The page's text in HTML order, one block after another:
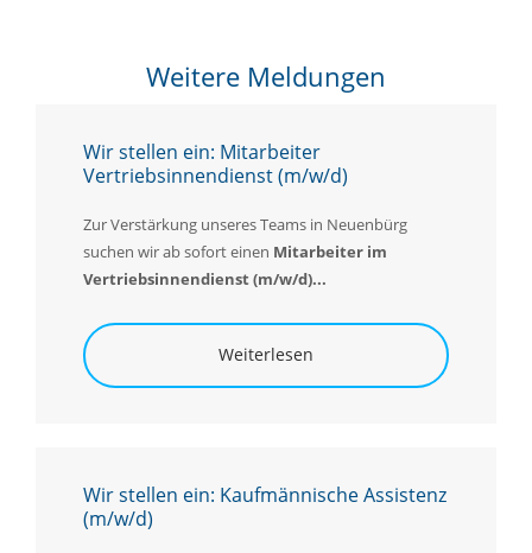
Weitere Meldungen
Wir stellen ein: Mitarbeiter
Vertriebsinnendienst (m/w/d)
Zur Verstärkung unseres Teams in Neuenbürg
suchen wir ab sofort einen Mitarbeiter im
Vertriebsinnendienst (m/w/d)...
Weiterlesen
Wir stellen ein: Kaufmännische Assistenz
(m/w/d)